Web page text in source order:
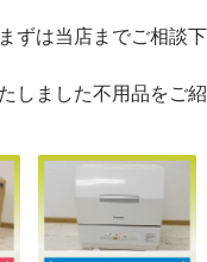
ずは当店までご相談下
しました不用品をご紹